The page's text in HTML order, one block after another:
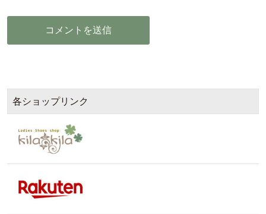
各ショップリンク